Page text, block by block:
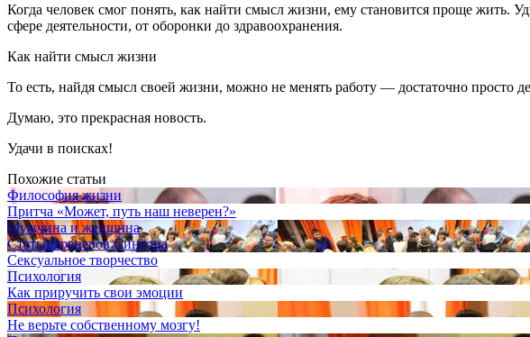
Когда человек смог понять, как найти смысл жизни, ему становится проще
сфере деятельности, от оборонки до здравоохранения.
Как найти смысл жизни
То есть, найдя смысл своей жизни, можно не менять работу — достаточно просто
Думаю, это прекрасная новость.
Удачи в поисках!
Похожие статьи
Философия жизни
Притча «Может, путь наш неверен?»
Мужчина и женщина
Статьи тренеров Синтона
Сексуальное творчество
Психология
Как приручить свои эмоции
Психология
Не верьте собственному мозгу!